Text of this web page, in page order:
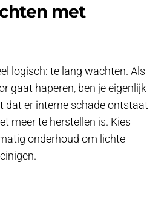
met
logisch: te lang wachten. Als
gaat haperen, ben je eigenlijk
dat er interne schade ontstaat
meer te herstellen is. Kies
onderhoud om lichte